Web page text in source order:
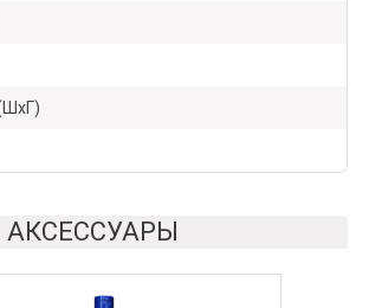
АКСЕССУАРЫ